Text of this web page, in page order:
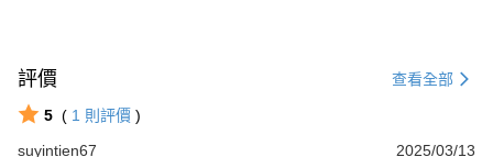
評價 查看全部
5 ( 1 則評價 )
suyintien67
2025/03/13